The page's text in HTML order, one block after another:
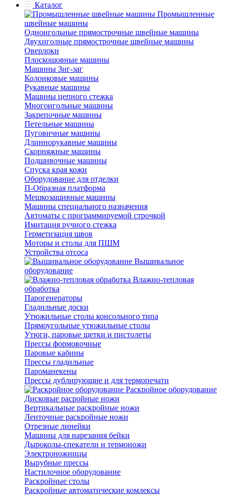
Каталог
Промышленные
швейные машины
Одноигольные прямострочные швейные машины
Двухиголные прямострочные швейные машины
Оверлоки
Плоскошовные машины
Машины Зиг-заг
Колонковые машины
Рукавные машины
Машины цепного стежка
Многоигольные машины
Закрепочные машины
Петельные машины
Пуговичные машины
Длиннорукавные машины
Скорняжные машины
Подшивочные машины
Спуска края кожи
Оборудование для отделки
П-Образная платформа
Мешкозашивные машины
Машины специального назначения
Автоматы с программируемой строчкой
Имитация ручного стежка
Герметизация швов
Моторы и столы для ПШМ
Устройства отсоса
Вышивальное
оборудование
Влажно-тепловая
обработка
Парогенераторы
Гладильные доски
Утюжильные столы консольного типа
Прямоугольные утюжильные столы
Утюги, паровые щетки и пистолеты
Прессы формовочные
Паровые кабины
Прессы гладильные
Пароманекены
Прессы дублирующие и для термопечати
Раскройное оборудование
Дисковые расройные ножи
Вертикальные раскройные ножи
Ленточные раскройные ножи
Отрезные линейки
Машины для нарезания бейки
Дыроколы-спекатели и термоножи
Электроножницы
Вырубные прессы
Настилочное оборудование
Раскройные столы
Раскройные автоматические комлексы